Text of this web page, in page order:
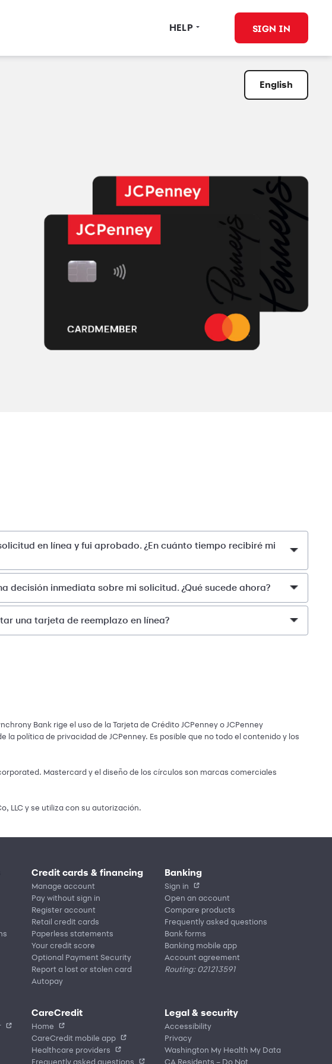
HELP SIGN IN
English
en línea y fui aprobado. ¿En cuánto tiempo recibiré mi
decisión inmediata sobre mi solicitud. ¿Qué sucede ahora?
una tarjeta de reemplazo en línea?
Bank rige el uso de la Tarjeta de Crédito JCPenney o JCPenney
política de privacidad de JCPenney. Es posible que no todo el contenido y los
Mastercard y el diseño de los círculos son marcas comerciales
LLC y se utiliza con su autorización.
Credit cards & financing
Manage account
Pay without sign in
Register account
Retail credit cards
Paperless statements
Your credit score
Optional Payment Security
Report a lost or stolen card
Autopay
Banking
Sign in
Open an account
Compare products
Frequently asked questions
Bank forms
Banking mobile app
Account agreement
Routing: 021213591
CareCredit
Home
CareCredit mobile app
Healthcare providers
Frequently asked questions
Legal & security
Accessibility
Privacy
Washington My Health My Data
CA Residents – Do Not